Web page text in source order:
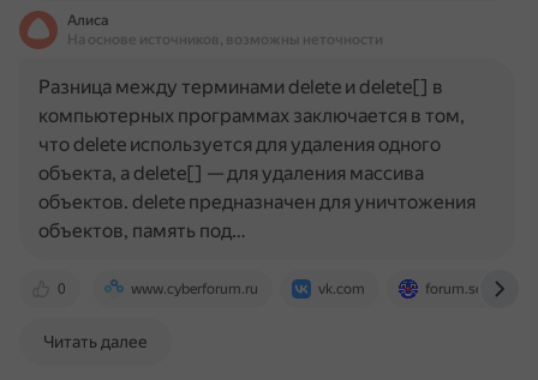
Алиса
На основе источников, возможны неточности
0 www.cyberforum.ru vk.com forum.sources.ru
Разница между терминами delete и delete[] в
компьютерных программах заключается в том,
что delete используется для удаления одного
объекта, а delete[] — для удаления массива
объектов. delete предназначен для уничтожения
объектов, память под…
Читать далее